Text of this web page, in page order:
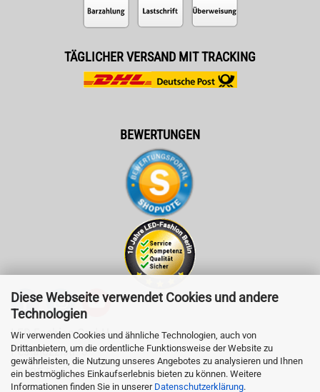
Diese Webseite verwendet Cookies und andere
Technologien
Wir verwenden Cookies und ähnliche Technologien, auch von
Drittanbietern, um die ordentliche Funktionsweise der Website zu
gewährleisten, die Nutzung unseres Angebotes zu analysieren und Ihnen
ein bestmögliches Einkaufserlebnis bieten zu können. Weitere
Informationen finden Sie in unserer Datenschutzerklärung.
TÄGLICHER VERSAND MIT TRACKING
BEWERTUNGEN
LED-Fashion GmbH
Pestalozzistr. 3
10625 Berlin